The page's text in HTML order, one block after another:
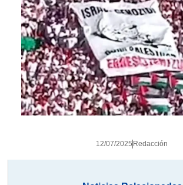
12/07/2025 Redacción